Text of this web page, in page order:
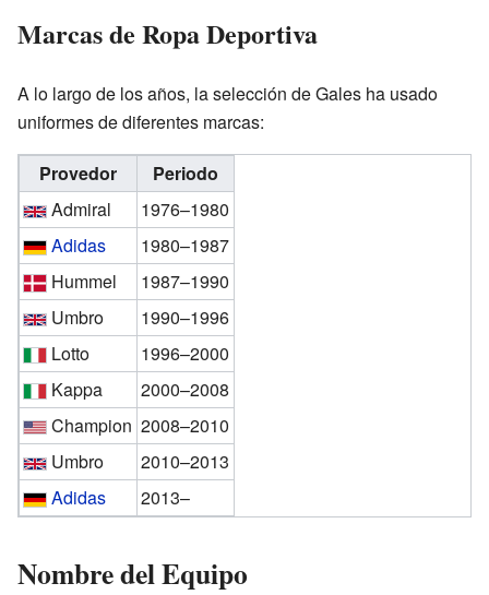
Marcas de Ropa Deportiva
A lo largo de los años, la selección de Gales ha usado
uniformes de diferentes marcas:
Provedor
Periodo
Admiral
1976–1980
Adidas
1980–1987
Hummel
1987–1990
Umbro
1990–1996
Lotto
1996–2000
Kappa
2000–2008
Champion 2008–2010
Umbro
2010–2013
Adidas
2013–
Nombre del Equipo